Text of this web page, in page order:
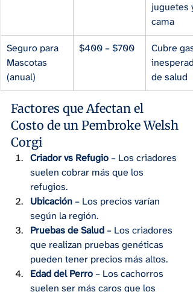
juguetes y
cama
Seguro para
Mascotas
(anual)
$400 – $700
Cubre
de salud
Factores que Afectan el
Costo de un Pembroke Welsh
Corgi
Criador vs Refugio – Los criadores
suelen cobrar más que los
refugios.
Ubicación – Los precios varían
según la región.
Pruebas de Salud – Los criadores
que realizan pruebas genéticas
pueden tener precios más altos.
Edad del Perro – Los cachorros
suelen ser más caros que los